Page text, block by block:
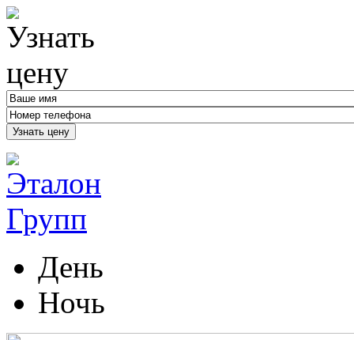
Узнать цену
День
Ночь